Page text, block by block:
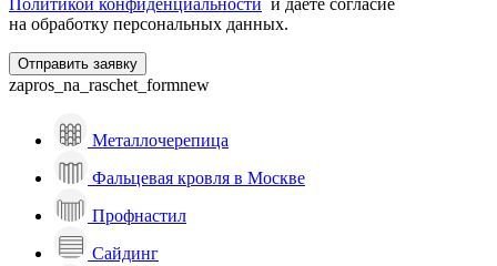
Политикой конфиденциальности и даёте согласие
на обработку персональных данных.
zapros_na_raschet_formnew
Металлочерепица
Фальцевая кровля в Москве
Профнастил
Сайдинг